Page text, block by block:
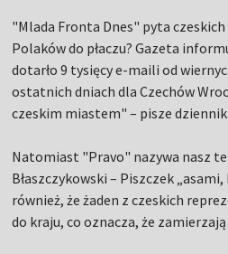
"Mlada Fronta Dnes" pyta czeskich
Polaków do płaczu? Gazeta
dotarło 9 tysięcy e-maili od
ostatnich dniach dla Czechów
czeskim miastem" – pisze dziennik.
Natomiast "Pravo" nazywa nasz
Błaszczykowski – Piszczek
również, że żaden z czeskich
do kraju, co oznacza, że